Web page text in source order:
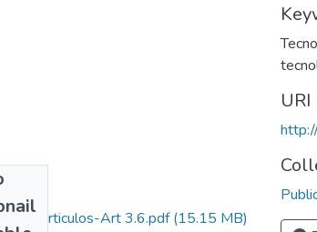
N3-Articulos-Art 3.6.pdf(15.15 MB)
URI